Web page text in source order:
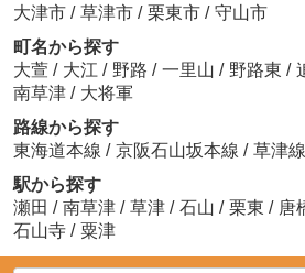
大津市 / 草津市 / 栗東市 / 守山市
町名から探す
大萱 / 大江 / 野路 / 一里山 / 野路東 /
南草津 / 大将軍
路線から探す
東海道本線 / 京阪石山坂本線 / 草津線
駅から探す
瀬田 / 南草津 / 草津 / 石山 / 栗東 / 唐
石山寺 / 粟津